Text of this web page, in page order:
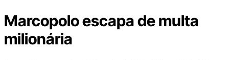
Marcopolo escapa de multa
milionária